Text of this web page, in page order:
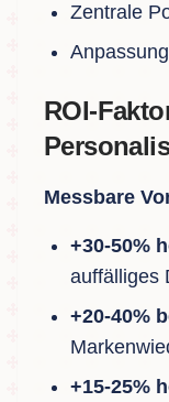
Zentrale
ROI-
Messbare
+30-50%
auffälliges
+20-40%
+15-25%